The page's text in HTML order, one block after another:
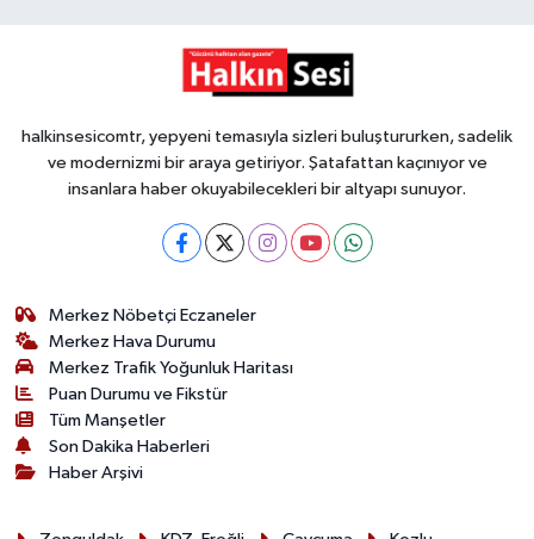
halkinsesicomtr, yepyeni temasıyla sizleri buluştururken, sadelik
ve modernizmi bir araya getiriyor. Şatafattan kaçınıyor ve
insanlara haber okuyabilecekleri bir altyapı sunuyor.
Merkez Nöbetçi Eczaneler
Merkez Hava Durumu
Merkez Trafik Yoğunluk Haritası
Puan Durumu ve Fikstür
Tüm Manşetler
Son Dakika Haberleri
Haber Arşivi